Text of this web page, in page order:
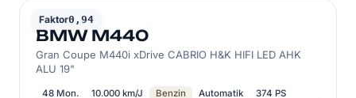
Faktor0,94
BMW
BMW M440
Gran Coupe M440i xDrive CABRIO H&K HIFI LED AHK
ALU 19"
48 Mon. 10.000 km/J Benzin Automatik 374 PS